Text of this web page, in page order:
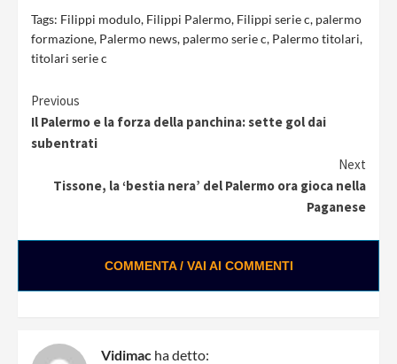
Tags: Filippi modulo, Filippi Palermo, Filippi serie c, palermo
formazione, Palermo news, palermo serie c, Palermo titolari,
titolari serie c
Continue
Reading
Previous
Il Palermo e la forza della panchina: sette gol dai
subentrati
Next
Tissone, la ‘bestia nera’ del Palermo ora gioca nella
Paganese
COMMENTA / VAI AI COMMENTI
Vidimac ha detto: